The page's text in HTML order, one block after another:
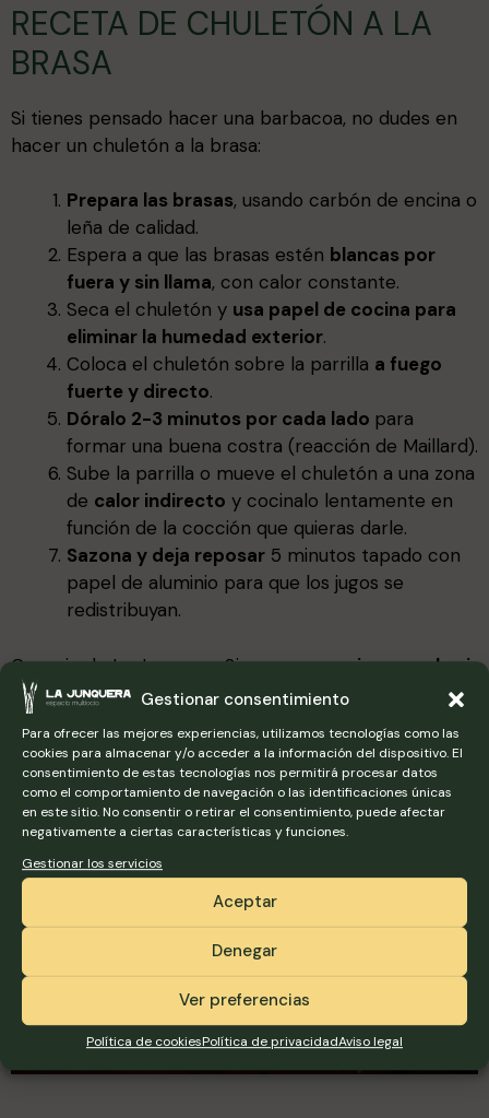
Gestionar consentimiento
Para ofrecer las mejores experiencias, utilizamos tecnologías como las
cookies para almacenar y/o acceder a la información del dispositivo. El
consentimiento de estas tecnologías nos permitirá procesar datos
como el comportamiento de navegación o las identificaciones únicas
en este sitio. No consentir o retirar el consentimiento, puede afectar
negativamente a ciertas características y funciones.
Gestionar los servicios
Aceptar
Denegar
Ver preferencias
Política de cookiesPolítica de privacidadAviso legal
RECETA DE CHULETÓN A LA
BRASA
Si tienes pensado hacer una barbacoa, no dudes en
hacer un chuletón a la brasa:
Prepara las brasas, usando carbón de encina o
leña de calidad.
Espera a que las brasas estén blancas por
fuera y sin llama, con calor constante.
Seca el chuletón y usa papel de cocina para
eliminar la humedad exterior.
Coloca el chuletón sobre la parrilla a fuego
fuerte y directo.
Dóralo 2-3 minutos por cada lado para
formar una buena costra (reacción de Maillard).
Sube la parrilla o mueve el chuletón a una zona
de calor indirecto y cocinalo lentamente en
función de la cocción que quieras darle.
Sazona y deja reposar 5 minutos tapado con
papel de aluminio para que los jugos se
redistribuyan.
Consejo de La Junquera: Siempre esmejor sacarlo si
se duda antes de tiempo, si lo quieres más hecho
siempre puedes volver a ponerlo al fuego.